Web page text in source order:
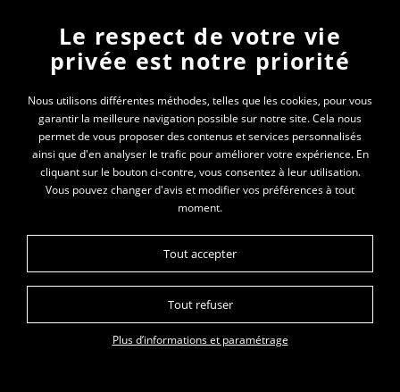
Newsletter
En vous inscrivant à la newsletter, vous recevrez
toutes les actualités des PEP 74
Votre e-mail*
Données personnelles
Le respect de votre vie
privée est notre priorité
Nous utilisons différentes méthodes, telles que les cookies, pour vous
garantir la meilleure navigation possible sur notre site. Cela nous
permet de vous proposer des contenus et services personnalisés
ainsi que d'en analyser le trafic pour améliorer votre expérience. En
cliquant sur le bouton ci-contre, vous consentez à leur utilisation.
Vous pouvez changer d'avis et modifier vos préférences à tout
moment.
Tout accepter
Tout refuser
Plus d’informations et paramétrage